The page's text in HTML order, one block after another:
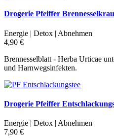
Drogerie Pfeiffer
Energie | Detox | Abnehmen
4,90 €
Brennesselblatt - Herba Urticae
und Harnwegsinfekten.
Drogerie Pfeiffer
Energie | Detox | Abnehmen
7,90 €